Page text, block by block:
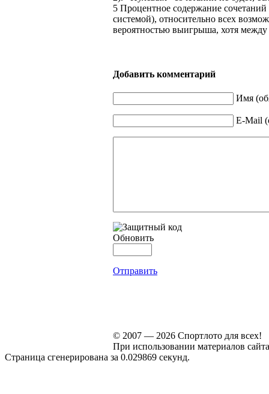
5 Процентное содержание
системой), относительно всех
вероятностью выигрыша, хотя
Добавить комментарий
Имя
E-Mail
Обновить
Отправить
© 2007 — 2026 Спортлото для всех!
При использовании материалов
Страница сгенерирована за 0.029869 секунд.